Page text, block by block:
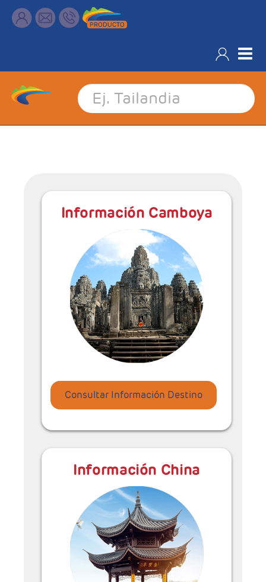
Información Destinos Asia
Información Camboya
Consultar Información Destino
Información China